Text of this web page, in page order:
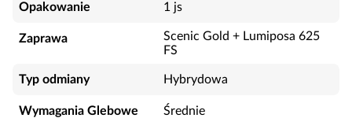
Opakowanie 1 js
Zaprawa
Scenic Gold + Lumiposa 625
FS
Typ odmiany Hybrydowa
Wymagania Glebowe Średnie